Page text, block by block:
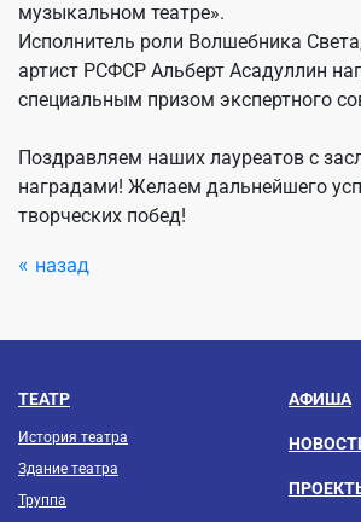
музыкальном театре».
Исполнитель роли Волшебника
артист РСФСР Альберт Асадуллин
специальным призом экспертного
Поздравляем наших лауреатов с
наградами! Желаем дальнейшего
творческих побед!
« назад
ТЕАТР
История театра
Здание театра
Труппа
АФИША